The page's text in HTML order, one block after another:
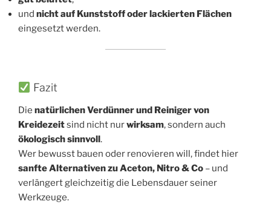
und nicht auf Kunststoff oder lackierten Flächen
eingesetzt werden.
Fazit
Die natürlichen Verdünner und Reiniger von
Kreidezeitsind nicht nurwirksam, sondern auch
ökologisch sinnvoll .
Wer bewusst bauen oder renovieren will, findet hier
sanfte Alternativen zu Aceton, Nitro & Co – und
verlängert gleichzeitig die Lebensdauer seiner
Werkzeuge.